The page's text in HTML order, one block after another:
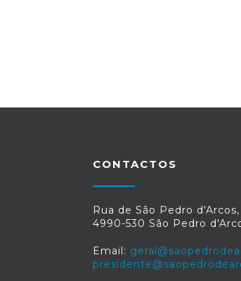
CONTACTOS
Rua de São Pedro d'Arcos,
4990-530 São Pedro
Email: